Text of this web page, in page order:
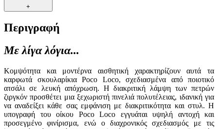
+
Περιγραφή
Με λίγα λόγια...
Κομψότητα και μοντέρνα αισθητική χαρακτηρίζουν αυτά τα
καρφωτά σκουλαρίκια Poco Loco, σχεδιασμένα από ποιοτικό
ατσάλι σε λευκή απόχρωση. Η διακριτική λάμψη των πετρών
ζιργκόν προσθέτει μια ξεχωριστή πινελιά πολυτέλειας, ιδανική για
να αναδείξει κάθε σας εμφάνιση με διακριτικότητα και στυλ. Η
υπογραφή του οίκου Poco Loco εγγυάται υψηλή αντοχή και
προσεγμένο φινίρισμα, ενώ ο διαχρονικός σχεδιασμός με τις